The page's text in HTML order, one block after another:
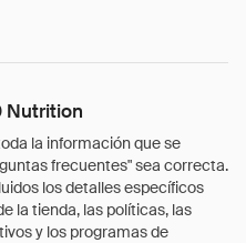
Nutrition
la información que se
frecuentes" sea correcta.
los detalles específicos
la tienda, las políticas, las
y los programas de